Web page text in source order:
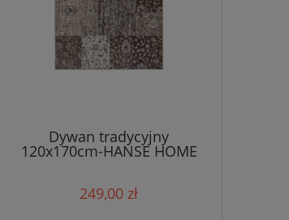
Dywan tradycyjny
120x170cm-HANSE HOME
miękkim włosem
249,00 zł